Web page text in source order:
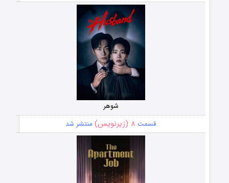
شوهر
قسمت ۸ (زیرنویس) منتشر شد